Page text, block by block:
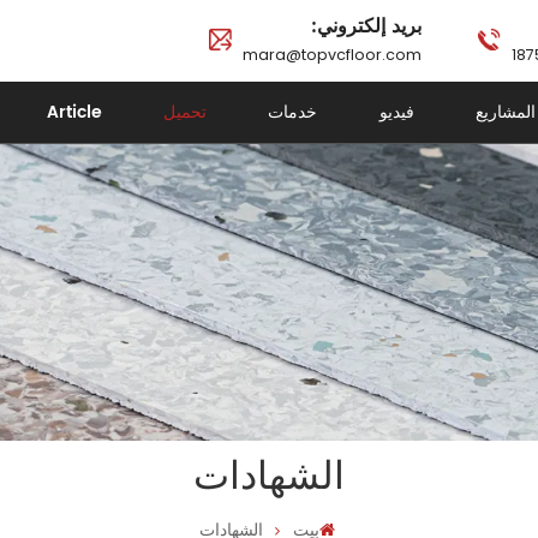
بريد إلكتروني:
mara@topvcfloor.com
المشاريع فيديو خدمات تحميل Article
الشهادات
بيت الشهادات